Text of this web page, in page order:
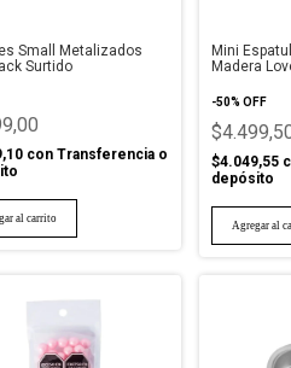
Small Metalizados
Surtido
con Transferencia o
Mini
Madera
-50% OFF
$4.049,55
depósito